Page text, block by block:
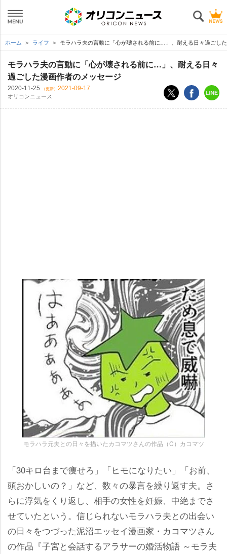
ホーム ライフ モラハラ夫の言動に「心が壊される前に…」、耐える日々過ごし
モラハラ夫の言動に「心が壊される前に…」、耐える日々
過ごした漫画作者のメッセージ
2020-11-25 （更新） 2021-09-17
オリコンニュース
モラハラ元夫との日々を描いたカコマツさんの作品（C）カコマツ
「30キロ台まで痩せろ」「ヒモになりたい」「お前、
頭おかしいの？」など、数々の暴言を繰り返す夫。さ
らに浮気をくり返し、相手の女性を妊娠、中絶までさ
せていたという。信じられないモラハラ夫との出会い
の日々をつづった泥沼エッセイ漫画家・カコマツさん
の作品『子宮と会話するアラサーの婚活物語 ～モラ夫